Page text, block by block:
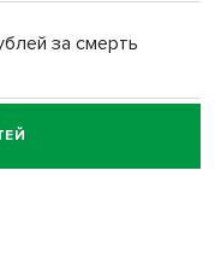
за смерть
за смерть